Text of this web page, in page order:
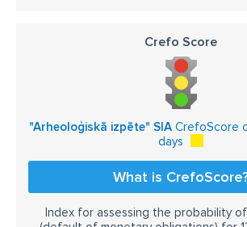
Crefo Score
"Arheoloģiskā izpēte" SIACrefoScore
days
What is
Index for assessing the probability